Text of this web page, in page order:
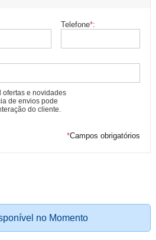
Telefone*:
ofertas e novidades
de envios pode
do cliente.
*Campos obrigatórios
no Momento